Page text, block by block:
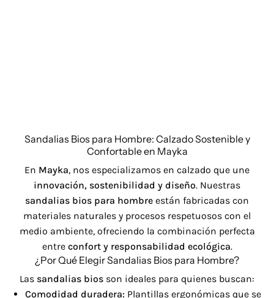
Sandalias Bios para Hombre: Calzado Sostenible y
Confortable en Mayka
En Mayka, nos especializamos en calzado que une
innovación, sostenibilidad y diseño. Nuestras
sandalias bios para hombre están fabricadas con
materiales naturales y procesos respetuosos con el
medio ambiente, ofreciendo la combinación perfecta
entre confort y responsabilidad ecológica.
¿Por Qué Elegir Sandalias Bios para Hombre?
Las sandalias bios son ideales para quienes buscan:
Comodidad duradera: Plantillas ergonómicas que se